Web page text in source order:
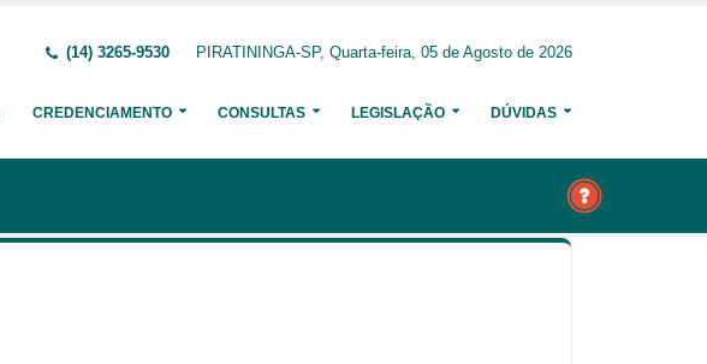
(14) 3265-9530 PIRATININGA-SP, Quarta-feira, 05 de Agosto de 2026
CREDENCIAMENTO CONSULTAS LEGISLAÇÃO DÚVIDAS